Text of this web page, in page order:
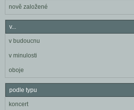
nově založené
v...
v budoucnu
v minulosti
oboje
podle typu
koncert